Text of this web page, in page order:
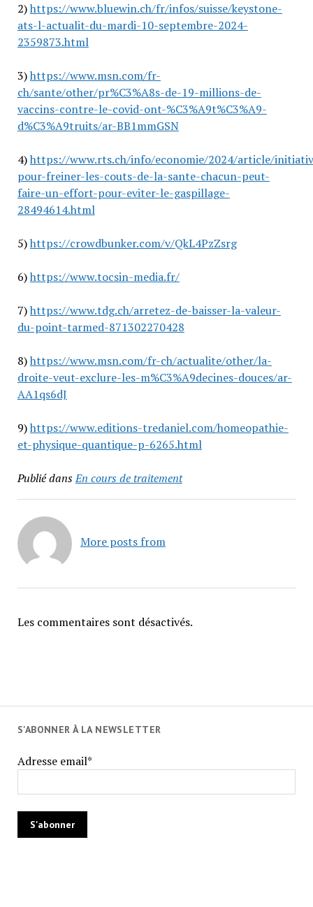
2)https://www.bluewin.ch/fr/infos/suisse/keystone-
ats-l-actualit-du-mardi-10-septembre-2024-
2359873.html
3)https://www.msn.com/fr-
ch/sante/other/pr%C3%A8s-de-19-millions-de-
vaccins-contre-le-covid-ont-%C3%A9t%C3%A9-
d%C3%A9truits/ar-BB1mmGSN
4)https://www.rts.ch/info/economie/2024/article/
pour-freiner-les-couts-de-la-sante-chacun-peut-
faire-un-effort-pour-eviter-le-gaspillage-
28494614.html
5)https://crowdbunker.com/v/QkL4PzZsrg
6)https://www.tocsin-media.fr/
7)https://www.tdg.ch/arretez-de-baisser-la-valeur-
du-point-tarmed-871302270428
8)https://www.msn.com/fr-ch/actualite/other/la-
droite-veut-exclure-les-m%C3%A9decines-douces/ar-
AA1qs6dJ
9)https://www.editions-tredaniel.com/homeopathie-
et-physique-quantique-p-6265.html
Publié dansEn cours de traitement
More posts from
Les commentaires sont désactivés.
S'ABONNER À LA NEWSLETTER
Adresse email*